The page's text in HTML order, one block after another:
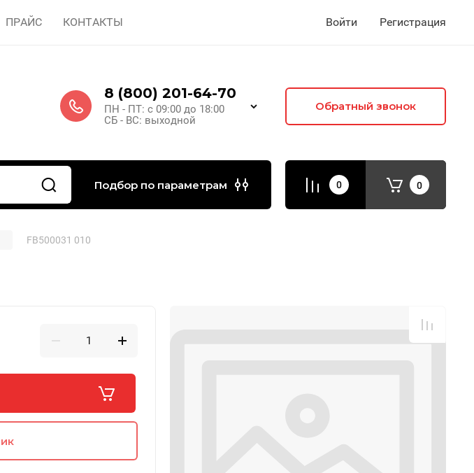
ПРАЙС КОНТАКТЫ Войти Регистрация
8 (800) 201-64-70
ПН - ПТ: с 09:00 до 18:00
СБ - ВС: выходной
Обратный звонок
Подбор по параметрам 0 0
FB500031 010